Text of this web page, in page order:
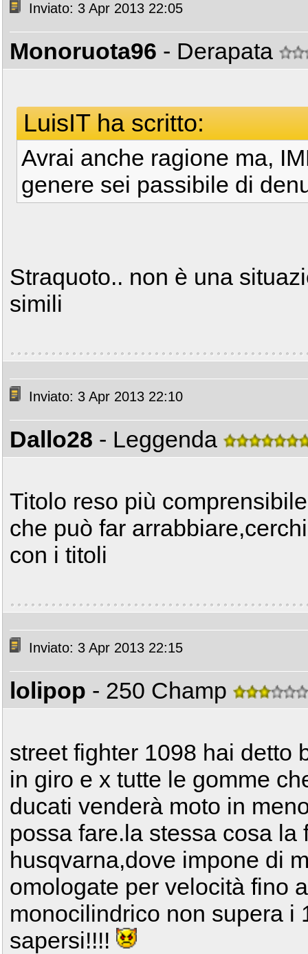
Inviato: 3 Apr 2013 22:05
Monoruota96 - Derapata
LuisIT ha scritto:
Avrai anche ragione ma,
genere sei passibile di
Straquoto.. non è una
simili
Inviato: 3 Apr 2013 22:10
Dallo28 - Leggenda
Titolo reso più
che può far
con i titoli
Inviato: 3 Apr 2013 22:15
lolipop - 250 Champ
street fighter 1098 hai detto
in giro e x tutte le gomme
ducati venderà moto in
possa fare.la stessa cosa
husqvarna,dove impone di
omologate per velocità fino
monocilindrico non supera i
sapersi!!!!